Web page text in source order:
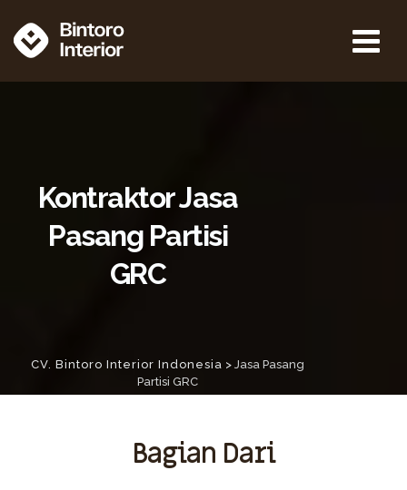
Kontraktor Jasa
Pasang Partisi
GRC
CV. Bintoro Interior Indonesia > Jasa Pasang
Partisi GRC
Bagian Dari